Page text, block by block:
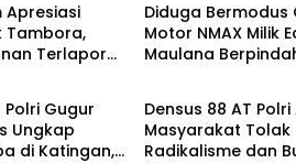
Apresiasi
Tambora,
Terlapor
Diduga Bermodus
Motor NMAX Milik
Maulana
Gugur
Ungkap
di Katingan,
TNI - POLRI
Densus 88 AT Polri
Masyarakat Tolak
Radikalisme dan